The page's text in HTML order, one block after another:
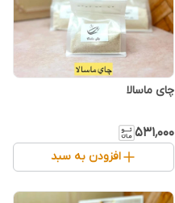
چای ماسالا
۵۳۱٬۰۰۰
افزودن به سبد